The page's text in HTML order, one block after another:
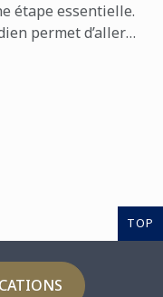
étape essentielle.
permet d’aller
TOP